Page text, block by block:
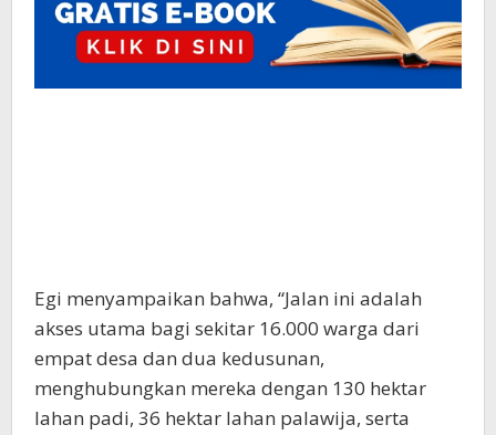
Egi menyampaikan bahwa, “Jalan ini adalah
akses utama bagi sekitar 16.000 warga dari
empat desa dan dua kedusunan,
menghubungkan mereka dengan 130 hektar
lahan padi, 36 hektar lahan palawija, serta